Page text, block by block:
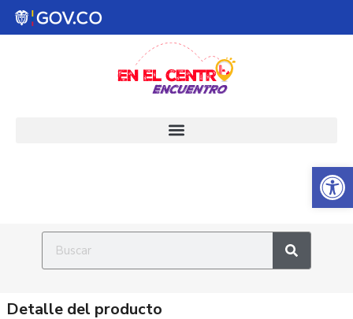
Abrir
Detalle del producto